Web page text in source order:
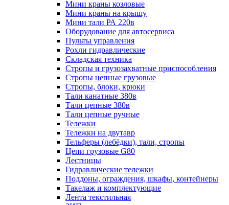
Мини краны козловые
Мини краны на крышу
Мини тали РА 220в
Оборудование для автосервиса
Пульты управления
Рохли гидравлические
Складская техника
Стропы и грузозахватные приспособления
Стропы цепные грузовые
Стропы, блоки, крюки
Тали канатные 380в
Тали цепные 380в
Тали цепные ручные
Тележки
Тележки на двутавр
Тельферы (лебёдки), тали, стропы
Цепи грузовые G80
Лестницы
Гидравлические тележки
Поддоны, ограждения, шкафы, контейнеры
Такелаж и комплектующие
Лента текстильная